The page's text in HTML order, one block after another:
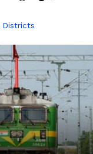
Districts